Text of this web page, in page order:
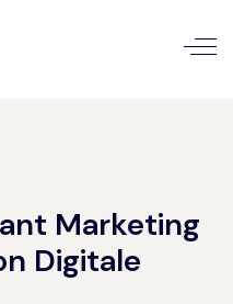
Marketing
Digitale